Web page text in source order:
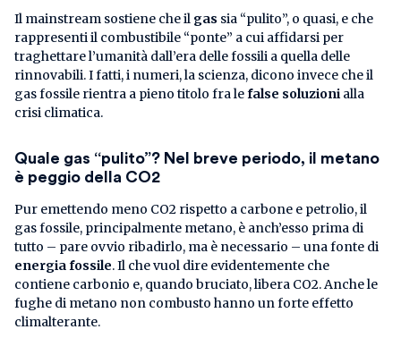
Il mainstream sostiene che il gas sia “pulito”, o quasi, e che
rappresenti il combustibile “ponte” a cui affidarsi per
traghettare l’umanità dall’era delle fossili a quella delle
rinnovabili. I fatti, i numeri, la scienza, dicono invece che il
gas fossile rientra a pieno titolo fra lefalse soluzioni alla
crisi climatica.
Quale gas “pulito”? Nel breve periodo, il metano
è peggio della CO2
Pur emettendo meno CO2 rispetto a carbone e petrolio, il
gas fossile, principalmente metano, è anch’esso prima di
tutto – pare ovvio ribadirlo, ma è necessario – una fonte di
energia fossile. Il che vuol dire evidentemente che
contiene carbonio e, quando bruciato, libera CO2. Anche le
fughe di metano non combusto hanno un forte effetto
climalterante.